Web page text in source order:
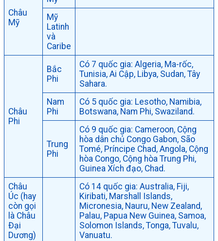
Châu
Mỹ
Mỹ
Latinh
và
Caribe
Châu
Phi
Bắc
Phi
Có 7 quốc gia: Algeria, Ma-rốc,
Tunisia, Ai Cập, Libya, Sudan, Tây
Sahara.
Nam
Phi
Có 5 quốc gia: Lesotho, Namibia,
Botswana, Nam Phi, Swaziland.
Trung
Phi
Có 9 quốc gia: Cameroon, Cộng
hòa dân chủ Congo Gabon, São
Tomé, Príncipe Chad, Angola, Cộng
hòa Congo, Cộng hòa Trung Phi,
Guinea Xích đạo, Chad.
Châu
Úc (hay
còn gọi
là Châu
Đại
Dương)
Có 14 quốc gia: Australia, Fiji,
Kiribati, Marshall Islands,
Micronesia, Nauru, New Zealand,
Palau, Papua New Guinea, Samoa,
Solomon Islands, Tonga, Tuvalu,
Vanuatu.